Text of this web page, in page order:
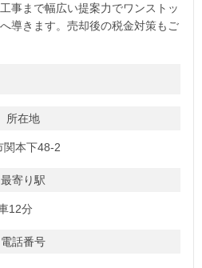
事まで幅広い提案力でワンストッ
導きます。売却後の税金対策もご
所在地
本下48-2
最寄り駅
12分
電話番号